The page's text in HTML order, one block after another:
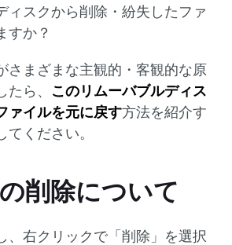
ィスクから削除・紛失したファ
すか？
さまざまな主観的・客観的な原
ら、 このリムーバブルディス
ァイルを元に戻す方法を紹介す
てください。
削除について
、右クリックで「削除」を選択